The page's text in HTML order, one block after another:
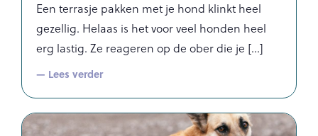
Een terrasje pakken met je hond klinkt heel
gezellig. Helaas is het voor veel honden heel
erg lastig. Ze reageren op de ober die je
— Lees verder